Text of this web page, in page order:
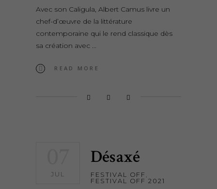
Avec son Caligula, Albert Camus livre un
chef-d’œuvre de la littérature
contemporaine qui le rend classique dès
sa création avec
READ MORE
JUL
Désaxé
FESTIVAL OFF
FESTIVAL OFF 2021